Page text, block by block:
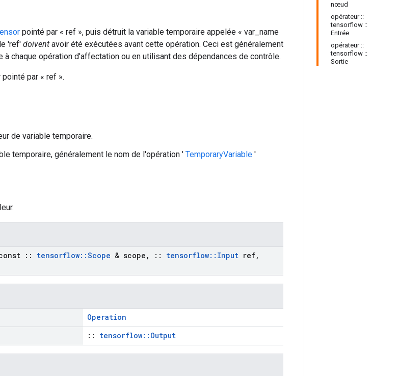
nœud
opérateur ::
tensorflow ::
Entrée
opérateur ::
tensorflow ::
Sortie
pointé par « ref », puis détruit la variable temporaire appelée « var_name
'ref' doivent avoir été exécutées avant cette opération. Ceci est généralement
à chaque opération d'affectation ou en utilisant des dépendances de contrôle.
par « ref ».
de variable temporaire.
temporaire, généralement le nom de l'opération ' TemporaryVariable '
:: tensorflow::Scope & scope , :: tensorflow:: Input ref,
Operation
:: tensorflow::Output